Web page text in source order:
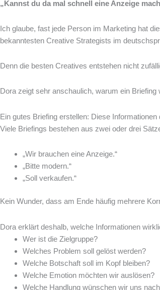
„Kannst du da mal schnell eine Anzeige
Ich glaube, fast jede Person im Marketing hat
bekanntesten Creative Strategists im
Denn die besten Creatives entstehen nicht
Dora zeigt sehr anschaulich, warum ein
Ein gutes Briefing erstellen: Diese Informationen
Viele Briefings bestehen aus zwei oder drei
„Wir brauchen eine Anzeige.“
„Bitte modern.“
„Soll verkaufen.“
Kein Wunder, dass am Ende häufig mehrere
Dora erklärt deshalb, welche Informationen
Wer ist die Zielgruppe?
Welches Problem soll gelöst werden?
Welche Botschaft soll im Kopf bleiben?
Welche Emotion möchten wir auslösen?
Welche Handlung wünschen wir uns